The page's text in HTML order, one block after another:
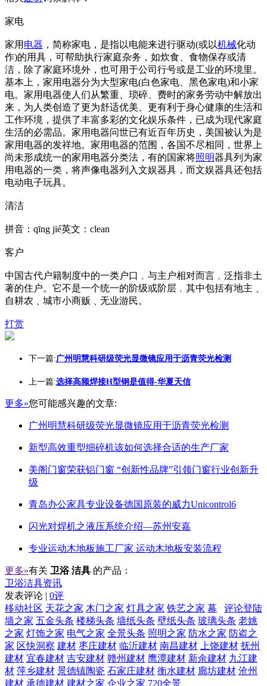
家电
家用 电器 ，简称家电，是指以电能来进行驱动(或以机械化动
作)的用具，可帮助执行家庭杂务，如炊食、食物保存或清
洁，除了家庭环境外，也可用于公司行号或是工业的环境里。
基本上，家用电器分为大型家电(白色家电、黑色家电)和小家
电。家用电器使人们从繁重、琐碎、费时的家务劳动中解放出
来，为人类创造了更为舒适优美、更有利于身心健康的生活和
工作环境，提供了丰富多彩的文化娱乐条件，已成为现代家庭
生活的必需品。家用电器问世已有近百年历史，美国被认为是
家用电器的发祥地。家用电器的范围，各国不尽相同，世界上
尚未形成统一的家用电器分类法，有的国家将照明器具列为家
用电器的一类，将声像电器列入文娱器具，而文娱器具还包括
电动电子玩具。
清洁
拼音：qīng jié英文：clean
客户
中国古代户籍制度中的一类户口﹐与主户相对而言﹐泛指非土
著的住户。它不是一个统一的阶级或阶层﹐其中包括有地主﹑
自耕农﹑城市小商贩﹑无业游民。
打赏
下一篇:广州明慧科研级荧光显微镜应用于沥青荧光检测
上一篇:选择高频焊接H型钢是值得-华夏天信
更多»您可能感兴趣的文章:
广州明慧科研级荧光显微镜应用于沥青荧光检测
新型高效重型细碎机该如何选择合适的生产厂家
美阁门窗荣获铝门窗 “创新性品牌”引领门窗行业创新升
级
青岛办公家具专业设备德国原装的威力Unicontrol6
闪光对焊机之液压系统介绍—苏州安嘉
专业运动木地板施工厂家 运动木地板安装流程
更多»有关 卫浴 洁具 的产品：
卫浴洁具资讯
发表评论 | 0评
评论登陆
移动社区 天花之家 木门之家 灯具之家 铁艺之家 幕
墙之家 五金头条 楼梯头条 墙纸头条 壁纸头条 玻璃头条 老姚
之家 灯饰之家 电气之家 全景头条 照明之家 防水之家 防盗之
家 区快洞察 建材 枣庄建材 临沂建材 南昌建材 上饶建材 抚州
建材 宜春建材 吉安建材 赣州建材 鹰潭建材 新余建材 九江建
材 萍乡建材 景德镇陶瓷 石家庄建材 衡水建材 廊坊建材 沧州
建材 承德建材 建材之家 企业之家 720全景